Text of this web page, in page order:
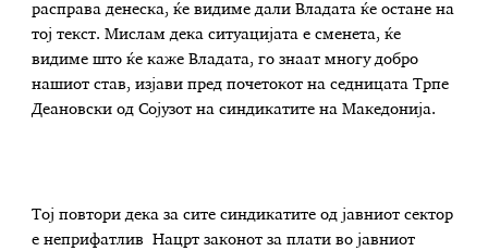
расправа денеска, ќе видиме дали Владата ќе остане на
тој текст. Мислам дека ситуацијата е сменета, ќе
видиме што ќе каже Владата, го знаат многу добро
нашиот став, изјави пред почетокот на седницата Трпе
Деановски од Сојузот на синдикатите на Македонија.
Тој повтори дека за сите синдикатите од јавниот сектор
е неприфатлив Нацрт законот за плати во јавниот